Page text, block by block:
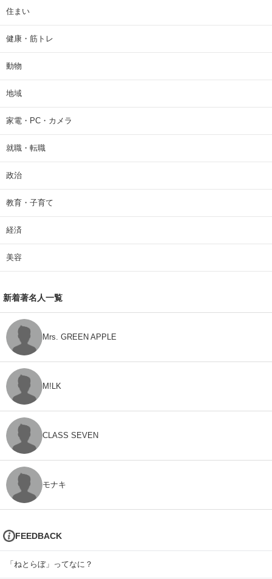
住まい
健康・筋トレ
動物
地域
家電・PC・カメラ
就職・転職
政治
教育・子育て
経済
美容
新着著名人一覧
Mrs. GREEN APPLE
M!LK
CLASS SEVEN
モナキ
FEEDBACK
「ねとらぼ」ってなに？